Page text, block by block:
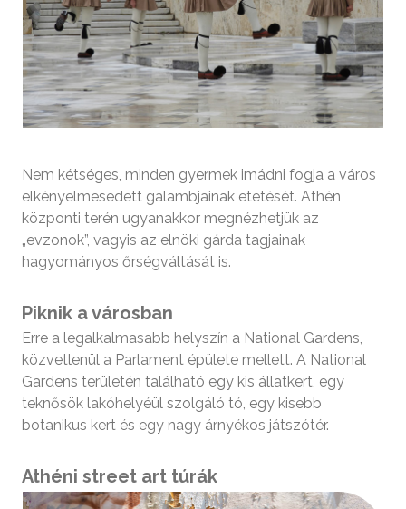
Nem kétséges, minden gyermek imádni fogja a város
elkényelmesedett galambjainak etetését. Athén
központi terén ugyanakkor megnézhetjük az
„evzonok”, vagyis az elnöki gárda tagjainak
hagyományos őrségváltását is.
Piknik a városban
Erre a legalkalmasabb helyszín a National Gardens,
közvetlenül a Parlament épülete mellett. A National
Gardens területén található egy kis állatkert, egy
teknősök lakóhelyéül szolgáló tó, egy kisebb
botanikus kert és egy nagy árnyékos játszótér.
Athéni street art túrák